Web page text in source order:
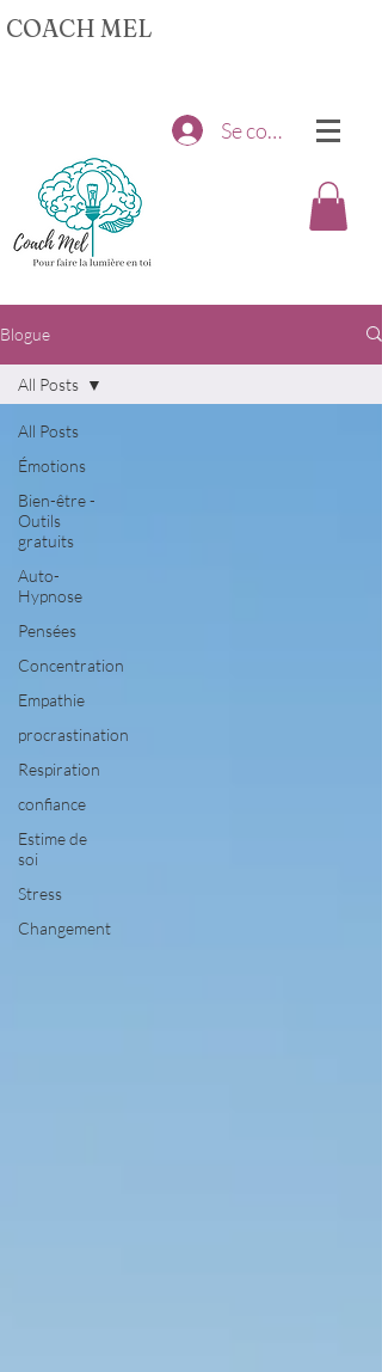
COACH MEL
Se connecter
Blogue
All Posts
Émotions
Bien-être -
Outils
gratuits
Auto-
Hypnose
Pensées
Concentration
Empathie
procrastination
Respiration
confiance
Estime de
soi
Stress
Changement
All Posts